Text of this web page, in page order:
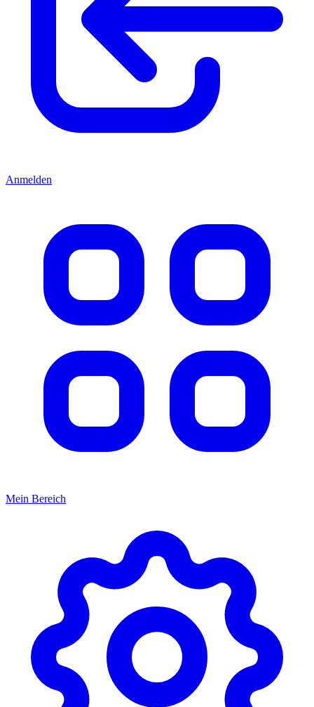
Anmelden
Mein Bereich